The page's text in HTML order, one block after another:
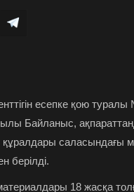
есепке қою
Байланыс,
саласындағы
берілді.
18 жасқа